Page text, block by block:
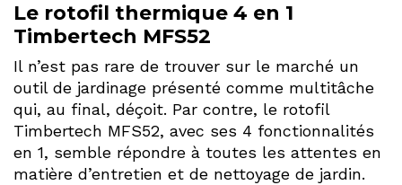
Le rotofil thermique 4 en 1
Timbertech MFS52
Il n’est pas rare de trouver sur le marché un
outil de jardinage présenté comme multitâche
qui, au final, déçoit. Par contre, le rotofil
Timbertech MFS52, avec ses 4 fonctionnalités
en 1, semble répondre à toutes les attentes en
matière d’entretien et de nettoyage de jardin.